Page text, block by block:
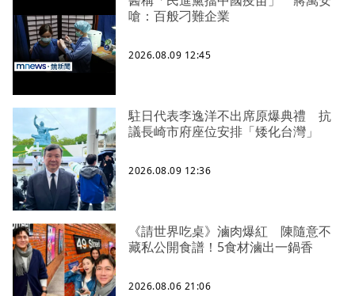
嗆：百般刁難企業
2026.08.09 12:45
駐日代表李逸洋不出席原爆典禮 抗
議長崎市府座位安排「矮化台灣」
2026.08.09 12:36
《請世界吃桌》滷肉爆紅 陳隨意不
藏私公開食譜！5食材滷出一鍋香
2026.08.06 21:06